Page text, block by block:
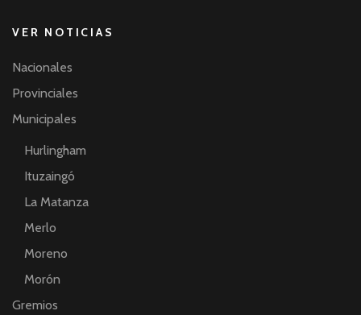
VER NOTICIAS
Nacionales
Provinciales
Municipales
Hurlingham
Ituzaingó
La Matanza
Merlo
Moreno
Morón
Gremios